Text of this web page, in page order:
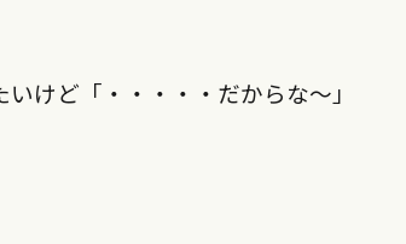
けど「・・・・・だからな〜」